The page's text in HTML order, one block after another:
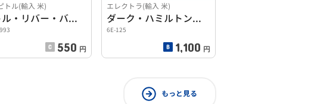
トル(輸入 米)
リトル・リバー・バンド「ビギニングス」
550 円
エレクトラ(輸入 米)
ダーク・ハミルトン「ミーツ・ミー・アット・ザ・クラックス」
6E-125
1,100 円
もっと見る